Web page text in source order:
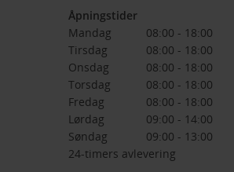
Åpningstider
Mandag
08:00 - 18:00
Tirsdag
08:00 - 18:00
Onsdag
08:00 - 18:00
Torsdag
08:00 - 18:00
Fredag
08:00 - 18:00
Lørdag
09:00 - 14:00
Søndag
09:00 - 13:00
24-timers avlevering